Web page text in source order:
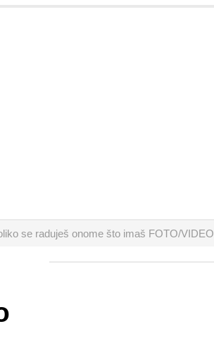
se raduješ onome što imaš FOTO/VIDEO